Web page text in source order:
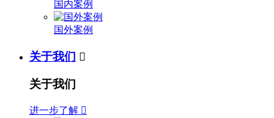
国内案例
国外案例
关于我们 
关于我们
进一步了解 